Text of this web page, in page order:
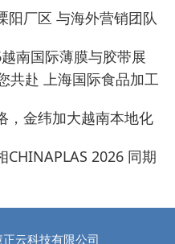
验丰富的机械、电气
及先进的机械加工基
，每年生产3000多
挤出生产线及化纤纺
盖各类高分子材料的
型材、板材、片材、
生产线，以及中空成
碎、清洗、造粒）、
机及螺杆机筒、T型模
目前拥有职工近3000
480 多名。其中有一大
阳厂区 与海外营销团队
南国际薄膜与胶带展
共赴 上海国际食品加工
，金纬加大越南本地化
2026 同期
正云科技有限公司